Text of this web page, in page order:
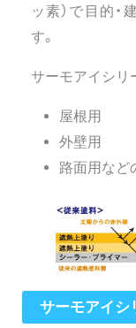
ッ素）で目的
す。
サーモアイシリ
屋根用
外壁用
路面用など
サーモアイシ